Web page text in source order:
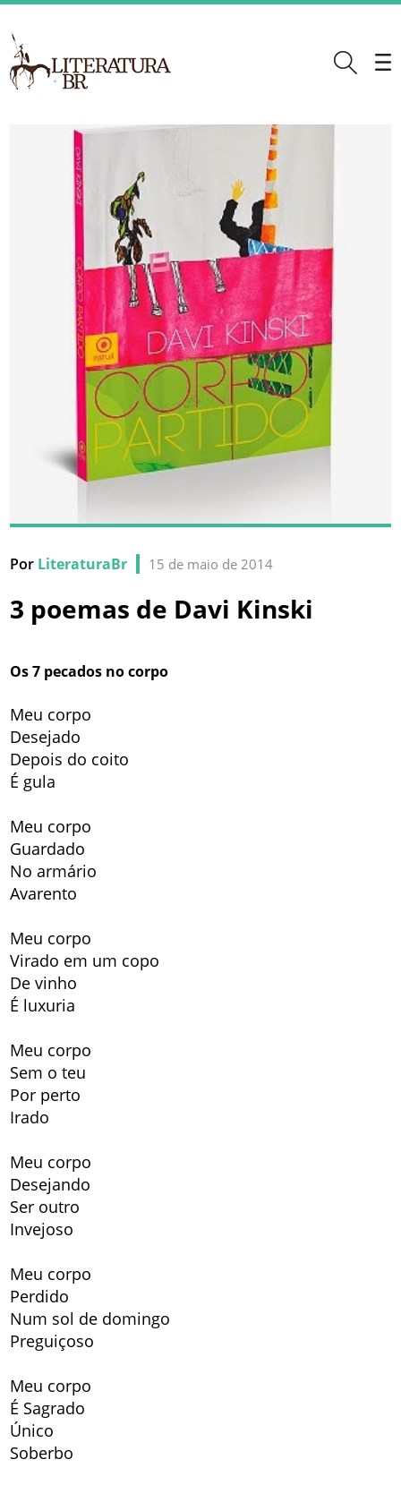
Por LiteraturaBr 15 de maio de 2014
3 poemas de Davi Kinski
Os 7 pecados no corpo
Meu corpo
Desejado
Depois do coito
É gula
Meu corpo
Guardado
No armário
Avarento
Meu corpo
Virado em um copo
De vinho
É luxuria
Meu corpo
Sem o teu
Por perto
Irado
Meu corpo
Desejando
Ser outro
Invejoso
Meu corpo
Perdido
Num sol de domingo
Preguiçoso
Meu corpo
É Sagrado
Único
Soberbo